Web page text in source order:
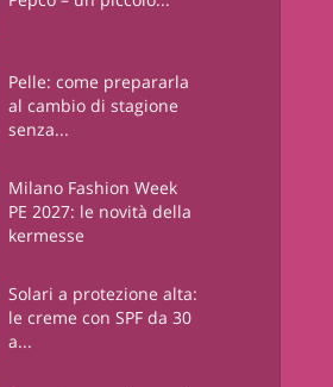
Pelle: come prepararla
al cambio di stagione
senza...
Milano Fashion Week
PE 2027: le novità della
kermesse
Solari a protezione alta:
le creme con SPF da 30
a...